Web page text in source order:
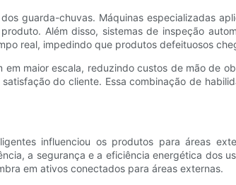
guarda-chuvas. Máquinas especializadas
Além disso, sistemas de inspeção
real, impedindo que produtos defeituosos
maior escala, reduzindo custos de mão de
do cliente. Essa combinação de
influenciou os produtos para áreas
a segurança e a eficiência energética dos
em ativos conectados para áreas externas.